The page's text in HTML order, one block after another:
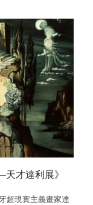
才達利展》
超現實主義畫家達